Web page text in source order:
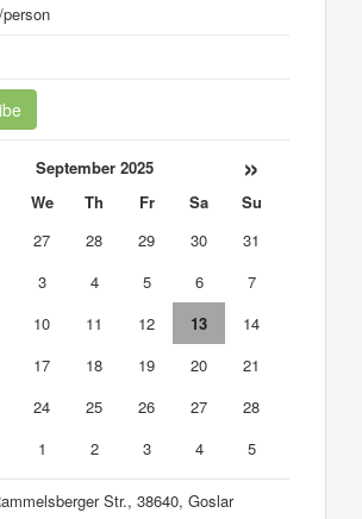
September 2025 »
We Th Fr Sa
Su
27 28 29 30
31
3 4 5 6
7
10 11 12 13
14
17 18 19 20
21
24 25 26 27
28
1 2 3 4 5
Str., 38640, Goslar